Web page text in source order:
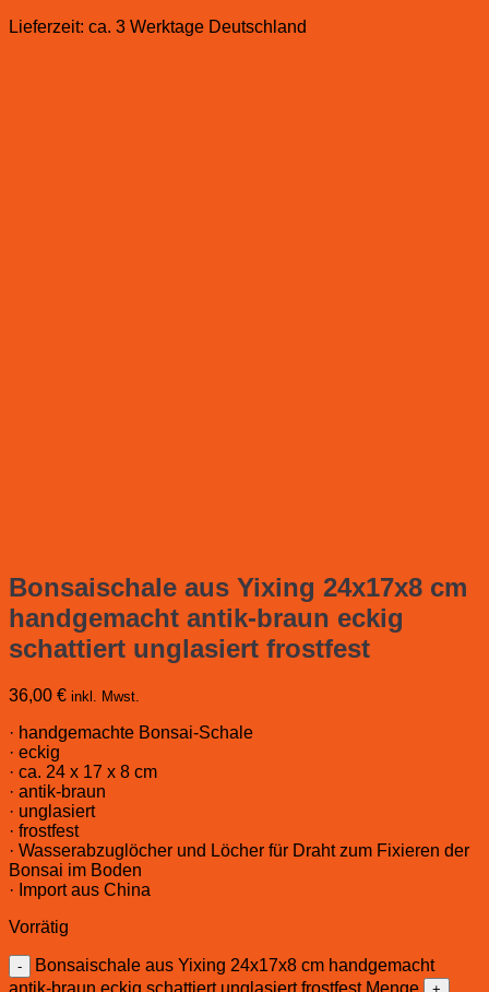
Lieferzeit: ca. 3 Werktage Deutschland
Bonsaischale aus Yixing 24x17x8 cm
handgemacht antik-braun eckig
schattiert unglasiert frostfest
36,00 € inkl. Mwst.
· handgemachte Bonsai-Schale
· eckig
· ca. 24 x 17 x 8 cm
· antik-braun
· unglasiert
· frostfest
· Wasserabzuglöcher und Löcher für Draht zum Fixieren der
Bonsai im Boden
· Import aus China
Vorrätig
Bonsaischale aus Yixing 24x17x8 cm handgemacht
antik-braun eckig schattiert unglasiert frostfest Menge